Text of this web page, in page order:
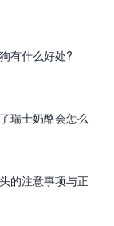
有什么好处?
瑞士奶酪会怎么
的注意事项与正